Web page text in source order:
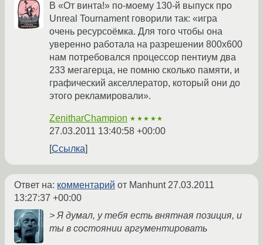
В «От винта!» по-моему 130-й выпуск про
Unreal Tournament говорили так: «игра
очень ресурсоёмка. Для того чтобы она
уверенно работала на разрешении 800x600
нам потребовался процессор пентиум два
233 мегагерца, не помню сколько памяти, и
графический акселлератор, который они до
этого рекламировали».
ZenitharChampion ★★★★★
27.03.2011 13:40:58 +00:00
Ссылка
Ответ на: комментарий от Manhunt27.03.2011
13:27:37 +00:00
> Я думал, у тебя есть внятная позиция, и
ты в состоянии аргументировать